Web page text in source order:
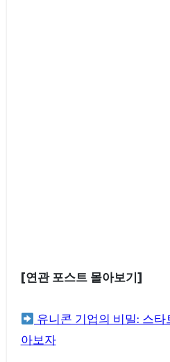
[연관 포스트 몰아보기]
유니콘 기업의 비밀: 스
아보자